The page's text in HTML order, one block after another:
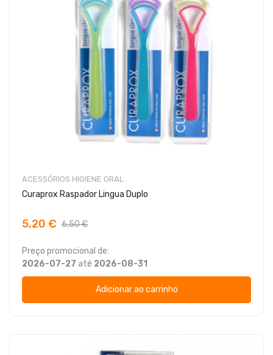
ACESSÓRIOS HIGIENE ORAL
Curaprox Raspador Lingua Duplo
5,20 € 6,50 €
Preço promocional de:
2026-07-27 até 2026-08-31
Adicionar ao carrinho